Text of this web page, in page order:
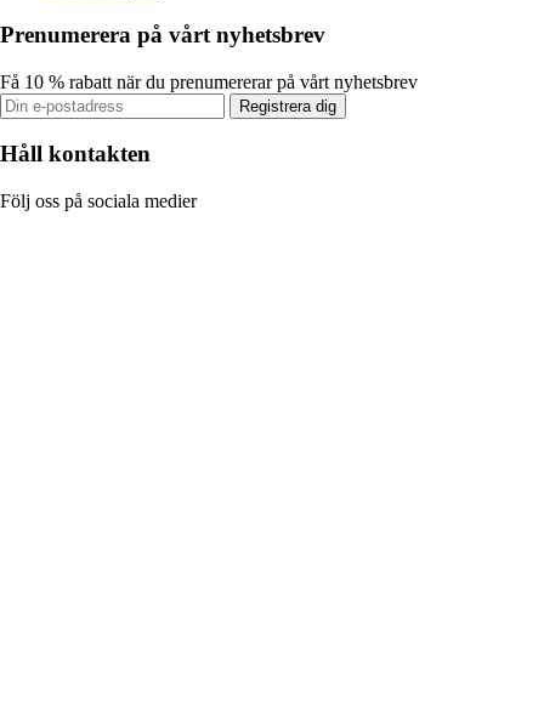
Prenumerera på vårt nyhetsbrev
Få 10 % rabatt när du prenumererar på vårt nyhetsbrev
Registrera dig
Håll kontakten
Följ oss på sociala medier